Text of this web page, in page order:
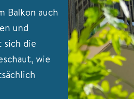
Balkon auch
und
sich die
wie